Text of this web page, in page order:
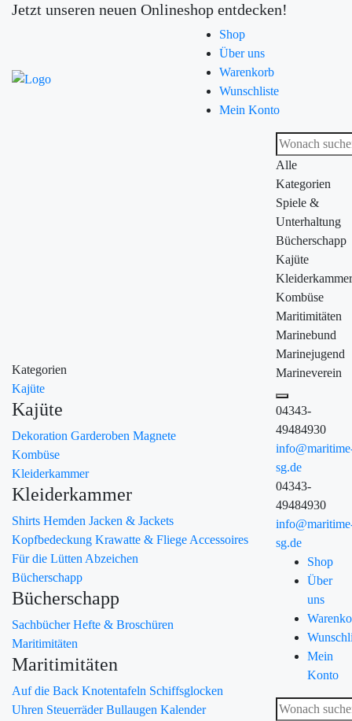
Jetzt unseren neuen Onlineshop entdecken!
Shop
Über uns
Warenkorb
Wunschliste
Mein Konto
Kategorien
Kajüte
Kajüte
Dekoration Garderoben Magnete
Kombüse
Kleiderkammer
Kleiderkammer
Shirts Hemden Jacken & Jackets
Kopfbedeckung Krawatte & Fliege Accessoires
Für die Lütten Abzeichen
Bücherschapp
Bücherschapp
SachbücherHefte & Broschüren
Maritimitäten
Maritimitäten
Auf die Back Knotentafeln Schiffsglocken
Uhren SteuerräderBullaugen Kalender
Alle
Kategorien
Spiele &
Unterhaltung
Bücherschapp
Kajüte
Kleiderkammer
Kombüse
Maritimitäten
Marinebund
Marinejugend
Marineverein
04343-
49484930
sg.de
04343-
49484930
sg.de
Shop
Über
uns
Mein
Konto